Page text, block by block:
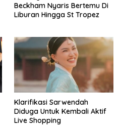
Beckham Nyaris Bertemu Di
Liburan Hingga St Tropez
Klarifikasi Sarwendah
Diduga Untuk Kembali Aktif
Live Shopping